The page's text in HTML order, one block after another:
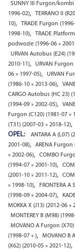
SUNNY III Furgon/kombi
1996-02), TERRANO II
10), TRADE Furgon
1998-10), TRADE
podwozie (1996-06 »
URVAN Autobus (E24)
2010-11), URVAN Furgon
06 » 1997-05), URVAN
(1986-10 » 2013-06),
CARGO Autobus (HC 23)
(1994-09 » 2002-05),
Furgon (C120) (1981-07 »
(T31) (2007-03 » 2018-12),
OPEL: ANTARA A (L07)
2001-08), ARENA Furgon
» 2002-06), COMBO
(1994-07 » 2001-10),
(2001-10 » 2011-12),
» 1998-10), FRONTERA
(1998-09 » 2004-07),
MOKKA X (J13) (2012-06 »
MONTEREY B (M98)
MOVANO A Furgon (X70)
(1998-07 » ), MOVANO B
(X62) (2010-05 » 2021-12),